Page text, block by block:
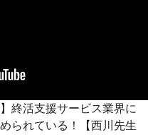
終活支援サービス業界に
られている！【西川先生